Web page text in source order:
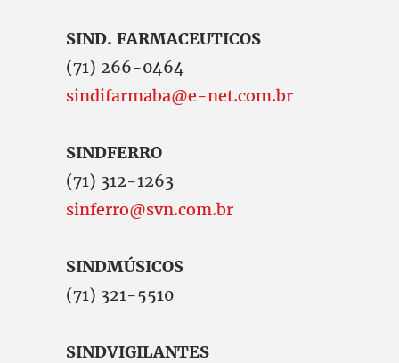
SIND. FARMACEUTICOS
(71) 266-0464
sindifarmaba@e-net.com.br
SINDFERRO
(71) 312-1263
sinferro@svn.com.br
SINDMÚSICOS
(71) 321-5510
SINDVIGILANTES